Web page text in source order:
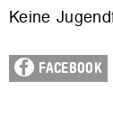
Keine
FACEBOOK